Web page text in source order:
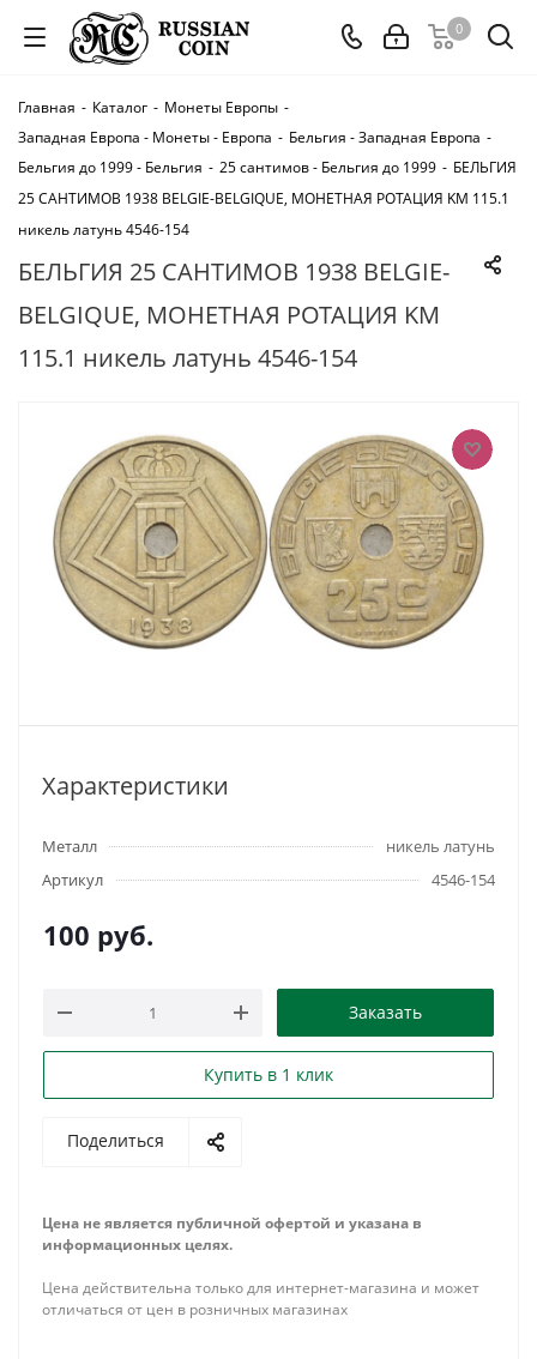
0
Главная - Каталог - Монеты Европы -
Западная Европа - Монеты - Европа - Бельгия - Западная Европа -
Бельгия до 1999 - Бельгия - 25 сантимов - Бельгия до 1999 - БЕЛЬГИЯ
25 САНТИМОВ 1938 BELGIE-BELGIQUE, МОНЕТНАЯ РОТАЦИЯ KM 115.1
никель латунь 4546-154
БЕЛЬГИЯ 25 САНТИМОВ 1938 BELGIE-
BELGIQUE, МОНЕТНАЯ РОТАЦИЯ KM
115.1 никель латунь 4546-154
Характеристики
Металл
никель латунь
Артикул
4546-154
100 руб.
Заказать
Купить в 1 клик
Поделиться
Цена не является публичной офертой и указана в
информационных целях.
Цена действительна только для интернет-магазина и может
отличаться от цен в розничных магазинах